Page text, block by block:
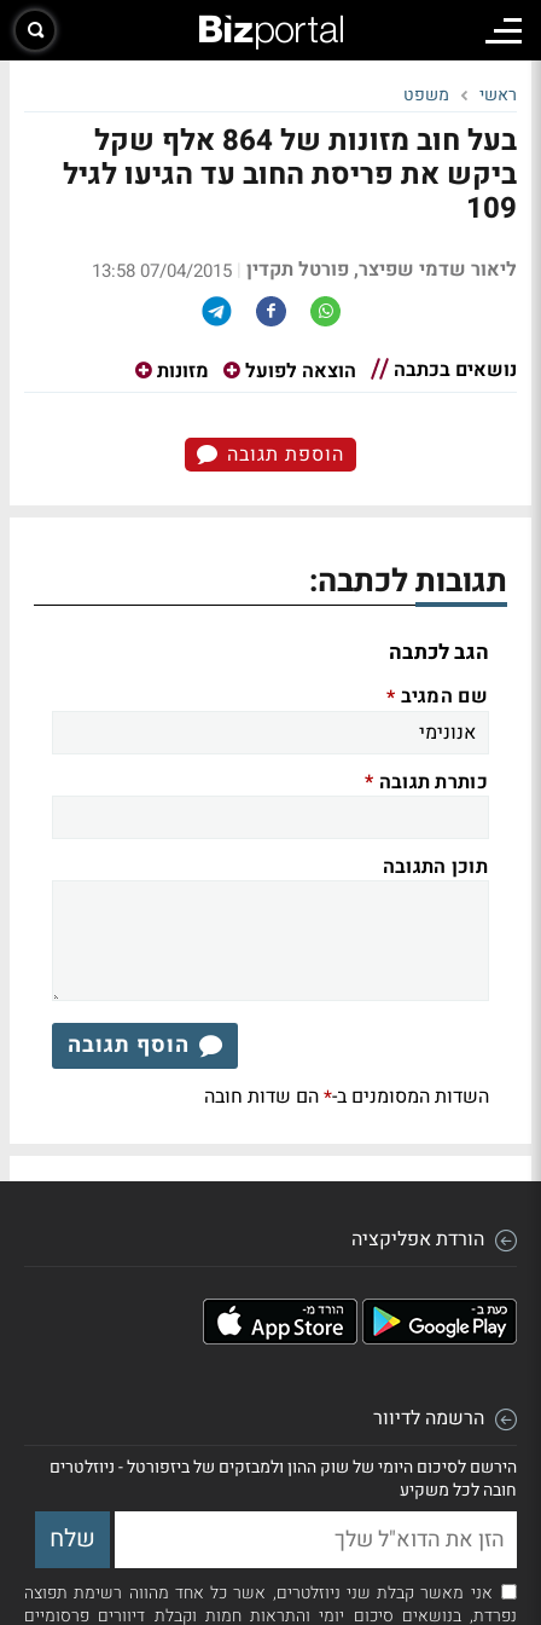
ראשי משפט
בעל חוב מזונות של 864 אלף שקל
ביקש את פריסת החוב עד הגיעו לגיל
109
ליאור שדמי שפיצר, פורטל תקדין |
07/04/2015 13:58
נושאים בכתבה הוצאה לפועל מזונות
הוספת תגובה
תגובות לכתבה:
הגב לכתבה
שם המגיב *
כותרת תגובה *
תוכן התגובה
הוסף תגובה
השדות המסומנים ב-*הם שדות חובה
הורדת אפליקציה
הרשמה לדיוור
הירשם לסיכום היומי של שוק ההון ולמבזקים של ביזפורטל - ניוזלטרים
חובה לכל משקיע
אני מאשר קבלת שני ניוזלטרים, אשר כל אחד מהווה רשימת תפוצה
נפרדת, בנושאים סיכום יומי והתראות חמות וקבלת דיוורים פרסומיים